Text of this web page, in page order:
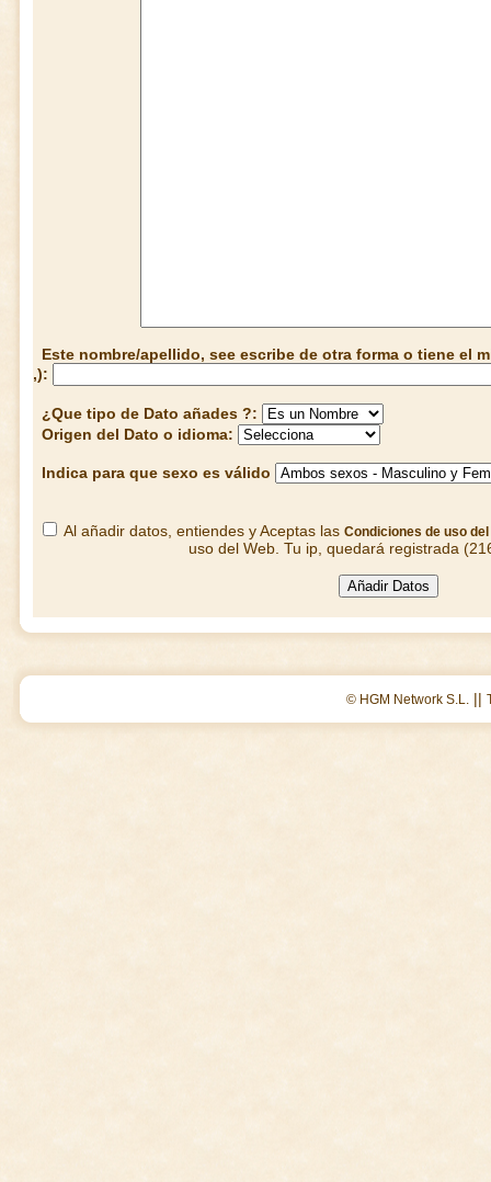
Este nombre/apellido, see escribe de otra forma o tiene el
,):
¿Que tipo de Dato añades ?:
Origen del Dato o idioma:
Indica para que sexo es válido
Al añadir datos, entiendes y Aceptas las Condiciones de uso del
uso del Web. Tu ip, quedará registrada
© HGM Network S.L. ||